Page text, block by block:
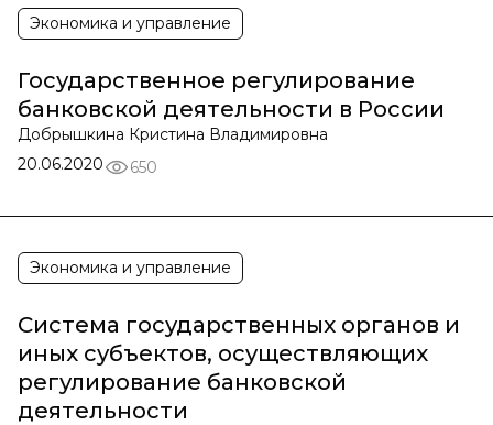
Экономика и управление
Государственное регулирование
банковской деятельности в России
Добрышкина Кристина Владимировна
20.06.2020
650
Экономика и управление
Система государственных органов и
иных субъектов, осуществляющих
регулирование банковской
деятельности